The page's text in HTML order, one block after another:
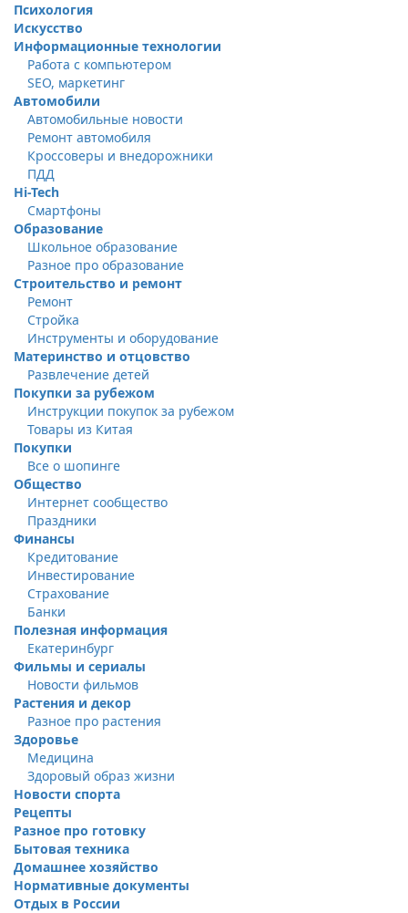
Психология
Искусство
Информационные технологии
Работа с компьютером
SEO, маркетинг
Автомобили
Автомобильные новости
Ремонт автомобиля
Кроссоверы и внедорожники
ПДД
Hi-Tech
Смартфоны
Образование
Школьное образование
Разное про образование
Строительство и ремонт
Ремонт
Стройка
Инструменты и оборудование
Материнство и отцовство
Развлечение детей
Покупки за рубежом
Инструкции покупок за рубежом
Товары из Китая
Покупки
Все о шопинге
Общество
Интернет сообщество
Праздники
Финансы
Кредитование
Инвестирование
Страхование
Банки
Полезная информация
Екатеринбург
Фильмы и сериалы
Новости фильмов
Растения и декор
Разное про растения
Здоровье
Медицина
Здоровый образ жизни
Новости спорта
Рецепты
Разное про готовку
Бытовая техника
Домашнее хозяйство
Нормативные документы
Отдых в России